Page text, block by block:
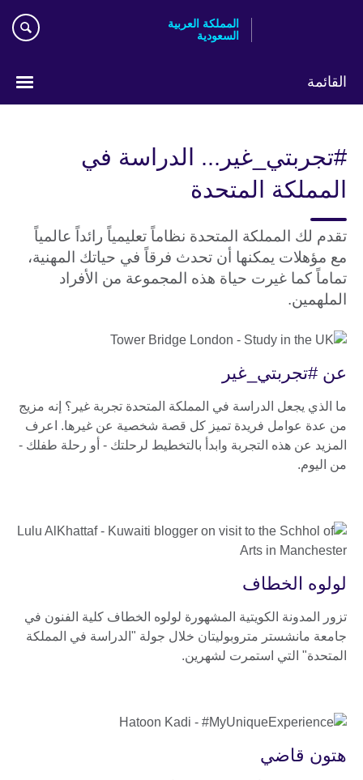
المملكة العربية
السعودية
القائمة
#تجربتي_غير... الدراسة في
المملكة المتحدة
تقدم لك المملكة المتحدة نظاماً تعليمياً رائداً عالمياً
مع مؤهلات يمكنها أن تحدث فرقاً في حياتك المهنية،
تماماً كما غيرت حياة هذه المجموعة من الأفراد
الملهمين.
عن #تجربتي_غير
ما الذي يجعل الدراسة في المملكة المتحدة تجربة غير؟ إنه مزيج
من عدة عوامل فريدة تميز كل قصة شخصية عن غيرها. اعرف
المزيد عن هذه التجربة وابدأ بالتخطيط لرحلتك - أو رحلة طفلك -
من اليوم.
لولوه الخطاف
تزور المدونة الكويتية المشهورة لولوه الخطاف كلية الفنون في
جامعة مانشستر متروبوليتان خلال جولة "الدراسة في المملكة
المتحدة" التي استمرت لشهرين.
هتون قاضي